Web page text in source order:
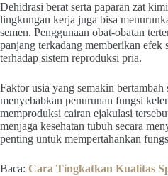
Dehidrasi berat serta paparan zat
lingkungan kerja juga bisa
semen. Penggunaan obat-obatan
panjang terkadang memberikan efek
terhadap sistem reproduksi pria.
Faktor usia yang semakin bertambah
menyebabkan penurunan fungsi
memproduksi cairan ejakulasi
menjaga kesehatan tubuh secara
penting untuk mempertahankan
Baca: Cara Tingkatkan Kualitas